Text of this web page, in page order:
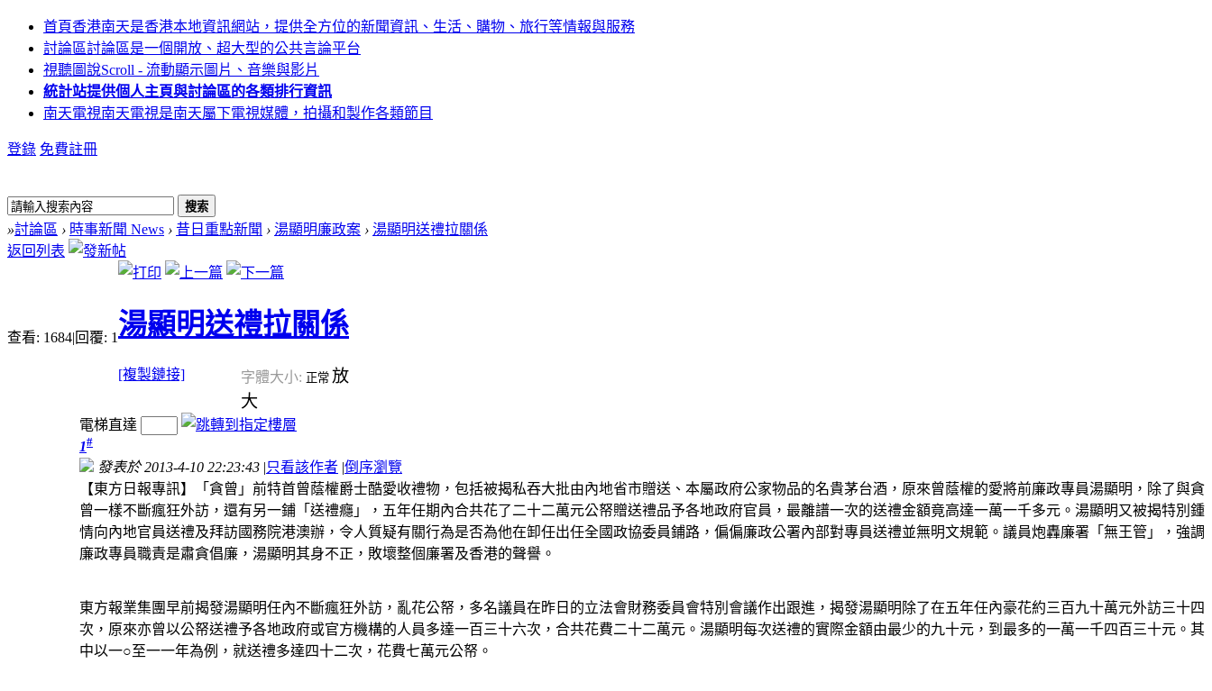
首頁香港南天是香港本地資訊網站，提供全方位的新聞資訊、生活、購物、旅行等情報與服務
討論區討論區是一個開放、超大型的公共言論平台
視聽圖說Scroll - 流動顯示圖片、音樂與影片
統計站提供個人主頁與討論區的各類排行資訊
南天電視南天電視是南天屬下電視媒體，拍攝和製作各類節目
登錄 免費註冊
搜索
»討論區 › 時事新聞 News › 昔日重點新聞 › 湯顯明廉政案 › 湯顯明送禮拉關係
返回列表
查看: 1684|回覆: 1 湯顯明送禮拉關係
[複製鏈接] 字體大小: 正常 放
大
電梯直達
1#
發表於 2013-4-10 22:23:43 |只看該作者 |倒序瀏覽
【東方日報專訊】「貪曾」前特首曾蔭權爵士酷愛收禮物，包括被揭私吞大批由內地省市贈送、本屬政府公家物品的名貴茅台酒，原來曾蔭權的愛將前廉政專員湯顯明，除了與貪
曾一樣不斷瘋狂外訪，還有另一鋪「送禮癮」，五年任期內合共花了二十二萬元公帑贈送禮品予各地政府官員，最離譜一次的送禮金額竟高達一萬一千多元。湯顯明又被揭特別鍾
情向內地官員送禮及拜訪國務院港澳辦，令人質疑有關行為是否為他在卸任出任全國政協委員鋪路，偏偏廉政公署內部對專員送禮並無明文規範。議員炮轟廉署「無王管」，強調
廉政專員職責是肅貪倡廉，湯顯明其身不正，敗壞整個廉署及香港的聲譽。
東方報業集團早前揭發湯顯明任內不斷瘋狂外訪，亂花公帑，多名議員在昨日的立法會財務委員會特別會議作出跟進，揭發湯顯明除了在五年任內豪花約三百九十萬元外訪三十四
次，原來亦曾以公帑送禮予各地政府或官方機構的人員多達一百三十六次，合共花費二十二萬元。湯顯明每次送禮的實際金額由最少的九十元，到最多的一萬一千四百三十元。其
中以一○至一一年為例，就送禮多達四十二次，花費七萬元公帑。